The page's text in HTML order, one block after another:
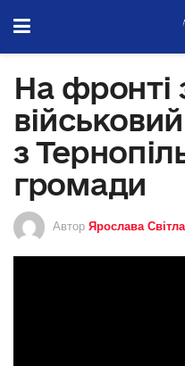
На фронті
з
громади
Автор Ярослава Світла